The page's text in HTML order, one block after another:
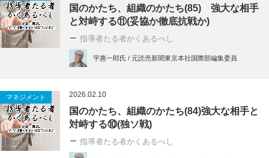
国のかたち、組織のかたち(85) 強大な相手
と対峙する⑪(妥協か徹底抗戦か)
指導者たる者かくあるべし
宇惠一郎氏 / 元読売新聞東京本社国際部編集委員
マネジメント 2026.02.10
国のかたち、組織のかたち(84)強大な相手と
対峙する⑩(独ソ戦)
指導者たる者かくあるべし